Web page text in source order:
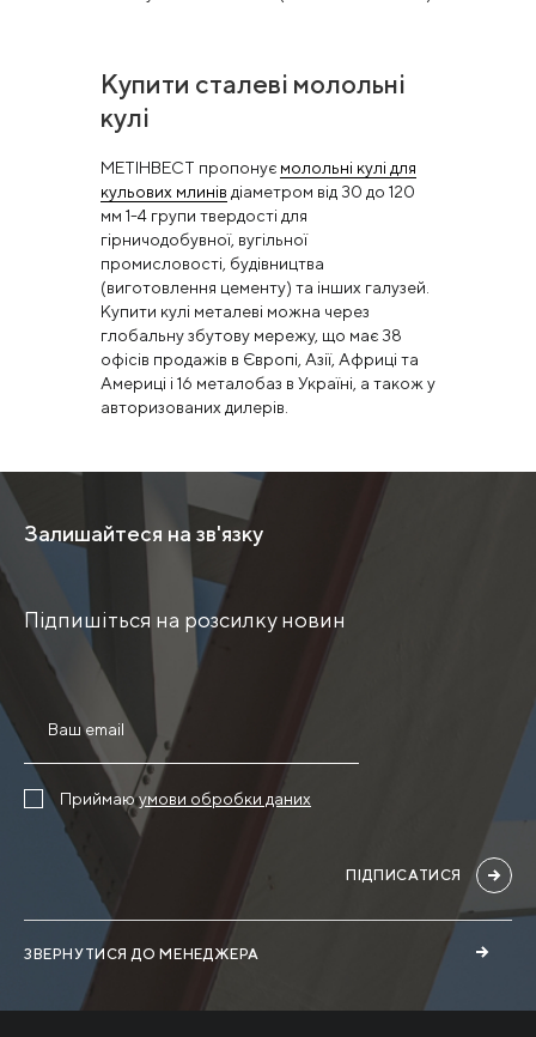
Купити сталеві молольні
кулі
МЕТІНВЕСТ пропонує молольні кулі для
кульових млинів діаметром від 30 до 120
мм 1-4 групи твердості для
гірничодобувної, вугільної
промисловості, будівництва
(виготовлення цементу) та інших галузей.
Купити кулі металеві можна через
глобальну збутову мережу, що має 38
офісів продажів в Європі, Азії, Африці та
Америці і 16 металобаз в Україні, а також у
авторизованих дилерів.
Залишайтеся на зв'язку
Підпишіться на розсилку новин
ЗВЕРНУТИСЯ ДО МЕНЕДЖЕРА
Приймаюумови обробки даних
ПІДПИСАТИСЯ